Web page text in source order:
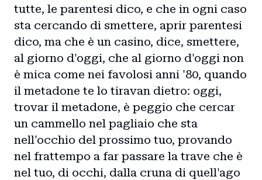
tutte, le parentesi dico, e che in ogni caso
sta cercando di smettere, aprir parentesi
dico, ma che è un casino, dice, smettere,
al giorno d'oggi, che al giorno d'oggi non
è mica come nei favolosi anni '80, quando
il metadone te lo tiravan dietro: oggi,
trovar il metadone, è peggio che cercar
un cammello nel pagliaio che sta
nell'occhio del prossimo tuo, provando
nel frattempo a far passare la trave che è
nel tuo, di occhi, dalla cruna di quell'ago